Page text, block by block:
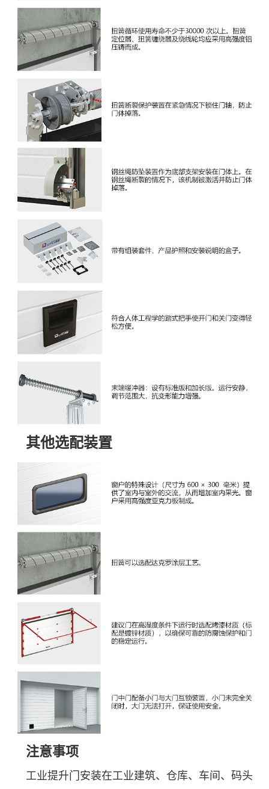
其他选配装置
注意事项
工业提升门安装在工业建筑、仓库、车间、码头